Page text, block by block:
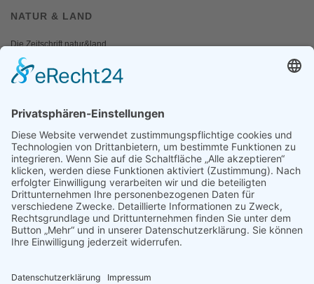
NATUR & LAND
Die Zeitschrift natur&land
Archiv
Mediadaten
Fotos und Logos
Presseaussendungen
Presse
Presseinformationen abonnieren
ÜBER UNS
Naturschutzbund